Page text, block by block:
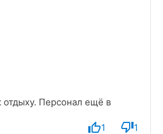
отдыху. Персонал ещё в
1
1